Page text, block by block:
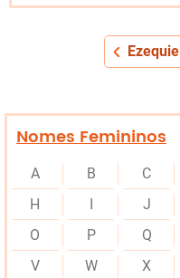
Ezequiel
Nomes Femininos
A B C
H
J
O
P Q
V
W X